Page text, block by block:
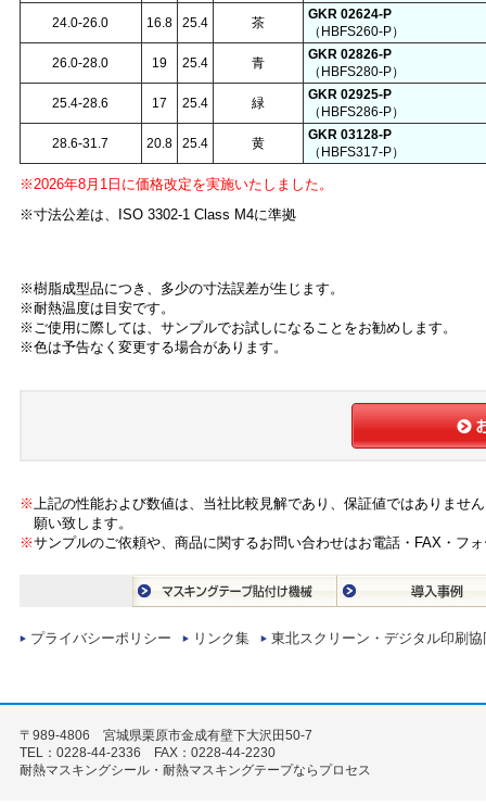
24.0-26.0 16.8 25.4 茶
GKR 02624-P
（HBFS260-P）
26.0-28.0 19 25.4 青
GKR 02826-P
（HBFS280-P）
25.4-28.6 17 25.4 緑
GKR 02925-P
（HBFS286-P）
28.6-31.7 20.8 25.4 黄
GKR 03128-P
（HBFS317-P）
※2026年8月1日に価格改定を実施いたしました。
※寸法公差は、ISO 3302-1 Class M4に準拠
※樹脂成型品につき、多少の寸法誤差が生じます。
※耐熱温度は目安です。
※ご使用に際しては、サンプルでお試しになることをお勧めします。
※色は予告なく変更する場合があります。
※上記の性能および数値は、当社比較見解であり、保証値ではありませ
願い致します。
※サンプルのご依頼や、商品に関するお問い合わせはお電話・FAX・フ
プライバシーポリシー リンク集 東北スクリーン・デジタル印刷協
〒989-4806 宮城県栗原市金成有壁下大沢田50-7
TEL：0228-44-2336 FAX：0228-44-2230
耐熱マスキングシール・耐熱マスキングテープならプロセス